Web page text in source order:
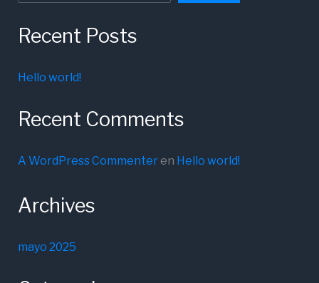
Recent Posts
Hello world!
Recent Comments
A WordPress Commenteren Hello world!
Archives
mayo 2025